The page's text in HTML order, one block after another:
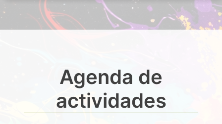
Agenda de
actividades